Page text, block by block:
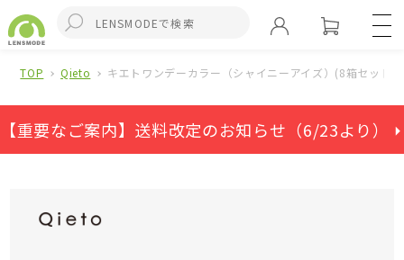
TOP Qieto キエトワンデーカラー（シャイニーアイズ）(8箱セット)
【重要なご案内】送料改定のお知らせ（6/23より） ⏵